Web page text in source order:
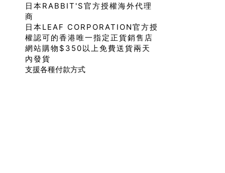
日本RABBIT'S官方授權海外代理
商
日本LEAF CORPORATION官方授
權認可的香港唯一指定正貨銷售店
網站購物$350以上免費送貨兩天
內發貨
支援各種付款方式